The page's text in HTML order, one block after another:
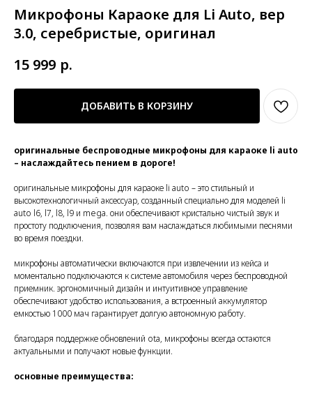
Микрофоны Караоке для Li Auto, вер
3.0, серебристые, оригинал
15 999 р.
ДОБАВИТЬ В КОРЗИНУ
оригинальные беспроводные микрофоны для караоке li auto
– наслаждайтесь пением в дороге!
оригинальные микрофоны для караоке li auto – это стильный и
высокотехнологичный аксессуар, созданный специально для моделей li
auto l6, l7, l8, l9 и mega. они обеспечивают кристально чистый звук и
простоту подключения, позволяя вам наслаждаться любимыми песнями
во время поездки.
микрофоны автоматически включаются при извлечении из кейса и
моментально подключаются к системе автомобиля через беспроводной
приемник. эргономичный дизайн и интуитивное управление
обеспечивают удобство использования, а встроенный аккумулятор
емкостью 1000 мач гарантирует долгую автономную работу.
благодаря поддержке обновлений ota, микрофоны всегда остаются
актуальными и получают новые функции.
основные преимущества: